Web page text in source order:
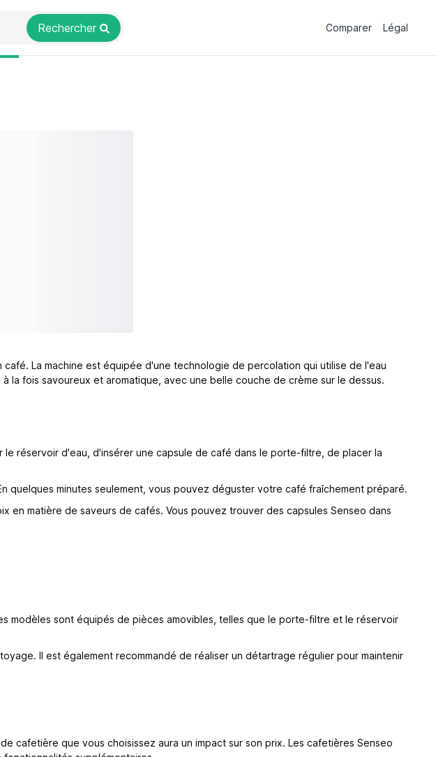
Rechercher Comparer Légal
La machine est équipée d'une technologie de percolation qui utilise de l'eau
la fois savoureux et aromatique, avec une belle couche de crème sur le dessus.
réservoir d'eau, d'insérer une capsule de café dans le porte-filtre, de placer la
quelques minutes seulement, vous pouvez déguster votre café fraîchement préparé.
matière de saveurs de cafés. Vous pouvez trouver des capsules Senseo dans
modèles sont équipés de pièces amovibles, telles que le porte-filtre et le réservoir
Il est également recommandé de réaliser un détartrage régulier pour maintenir
cafetière que vous choisissez aura un impact sur son prix. Les cafetières Senseo